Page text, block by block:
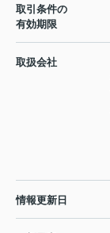
取引条件の
有効期限
取扱会社
情報更新日